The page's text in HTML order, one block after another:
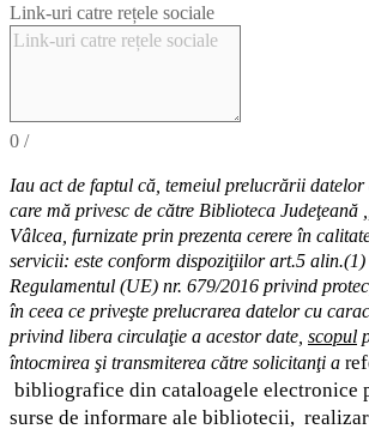
Link-uri catre rețele sociale
0 /
Iau act de faptul că, temeiul prelucrării datelor
care mă privesc de către Biblioteca Judeţeană
Vâlcea, furnizate prin prezenta cerere în
servicii: este conform dispoziţiilor art.5
Regulamentul (UE) nr. 679/2016 privind
în ceea ce priveşte prelucrarea datelor cu
privind libera circulaţie a acestor date scopul
întocmirea şi transmiterea către solicitanţi a r
bibliografice din cataloagele electronice
surse de informare ale bibliotecii,